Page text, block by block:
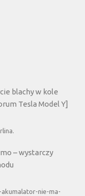
blachy w kole
Tesla Model Y]
– wystarczy
nie-ma-